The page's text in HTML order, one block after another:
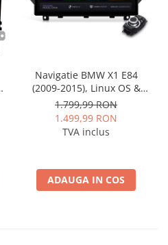
Navigatie BMW X1 E84
(2009-2015), Linux OS &
OEM, Varianta iDrive,
CarPlay & Android Auto
Wireless, MirrorLink,
BGRKITBM004
1.799,99 RON
1.499,99 RON
TVA inclus
ADAUGA IN COS